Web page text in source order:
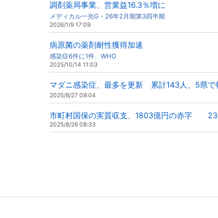
調剤薬局事業、営業益16.3％増に
メディカル一光G・26年2月期第3四半期
2026/1/9 17:09
病原菌の薬剤耐性獲得加速
感染症6件に1件、WHO
2025/10/14 11:03
マダニ感染症、最多を更新 累計143人、5県で
2025/8/27 09:04
市町村国保の実質収支、1803億円の赤字 23
2025/8/26 08:33